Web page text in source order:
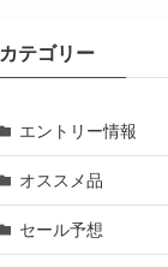
カテゴリー
エントリー情報
オススメ品
セール予想